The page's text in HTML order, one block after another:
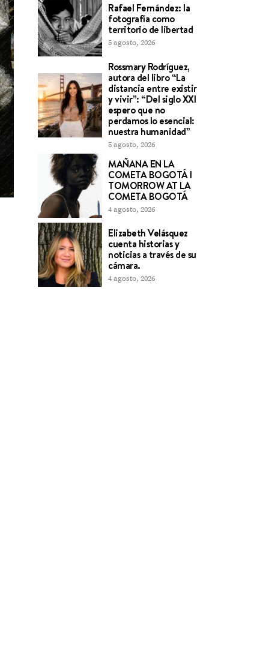
Rafael Fernández: la
fotografía como
territorio de libertad
5 agosto, 2026
Rossmary Rodríguez,
autora del libro “La
distancia entre existir
y vivir”: “Del siglo XXI
espero que no
perdamos lo esencial:
nuestra humanidad”
5 agosto, 2026
MAÑANA EN LA
COMETA BOGOTÁ l
TOMORROW AT LA
COMETA BOGOTÁ
4 agosto, 2026
Elizabeth Velásquez
cuenta historias y
noticias a través de su
cámara.
4 agosto, 2026